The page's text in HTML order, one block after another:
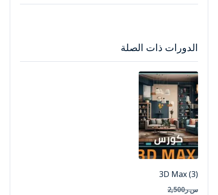
الدورات ذات الصلة
3D Max (3)
س.ر2,500